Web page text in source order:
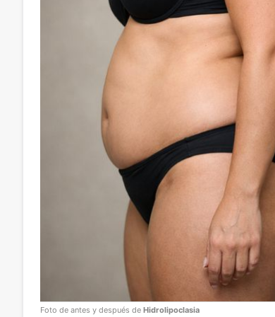
Foto de antes y después de Hidrolipoclasia